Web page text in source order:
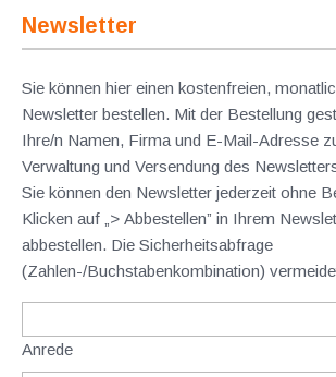
Newsletter
Sie können hier einen kostenfreien,
Newsletter bestellen. Mit der Bestellung
Ihre/n Namen, Firma und E-Mail-Adresse
Verwaltung und Versendung des
Sie können den Newsletter jederzeit ohne
Klicken auf „> Abbestellen” in Ihrem
abbestellen. Die Sicherheitsabfrage
(Zahlen-/Buchstabenkombination)
Anrede